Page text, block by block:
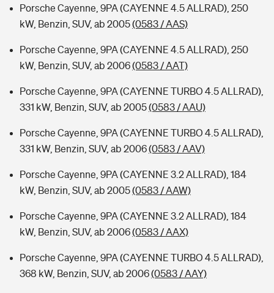
Porsche Cayenne, 9PA (CAYENNE 4.5 ALLRAD), 250
kW, Benzin, SUV, ab 2005(0583 / AAS)
Porsche Cayenne, 9PA (CAYENNE 4.5 ALLRAD), 250
kW, Benzin, SUV, ab 2006(0583 / AAT)
Porsche Cayenne, 9PA (CAYENNE TURBO 4.5 ALLRAD),
331 kW, Benzin, SUV, ab 2005(0583 / AAU)
Porsche Cayenne, 9PA (CAYENNE TURBO 4.5 ALLRAD),
331 kW, Benzin, SUV, ab 2006(0583 / AAV)
Porsche Cayenne, 9PA (CAYENNE 3.2 ALLRAD), 184
kW, Benzin, SUV, ab 2005(0583 / AAW)
Porsche Cayenne, 9PA (CAYENNE 3.2 ALLRAD), 184
kW, Benzin, SUV, ab 2006(0583 / AAX)
Porsche Cayenne, 9PA (CAYENNE TURBO 4.5 ALLRAD),
368 kW, Benzin, SUV, ab 2006(0583 / AAY)